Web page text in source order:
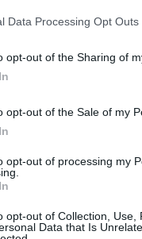
Data Processing Opt Outs
opt-out of the Sharing of
opt-out of the Sale of my
opt-out of processing my
opt-out of Collection,
Data that Is
στελεχωμένο
μέσα κατά τα
σύνολό του, και
σύμφωνα
σύγχρονες
της
η